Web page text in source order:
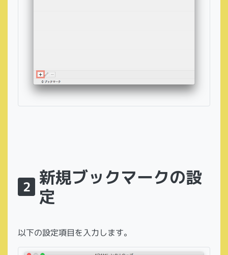
2 新規ブックマークの設
定
以下の設定項目を入力します。